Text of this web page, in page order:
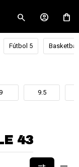
Fútbol 5 Basketball
9.5
43